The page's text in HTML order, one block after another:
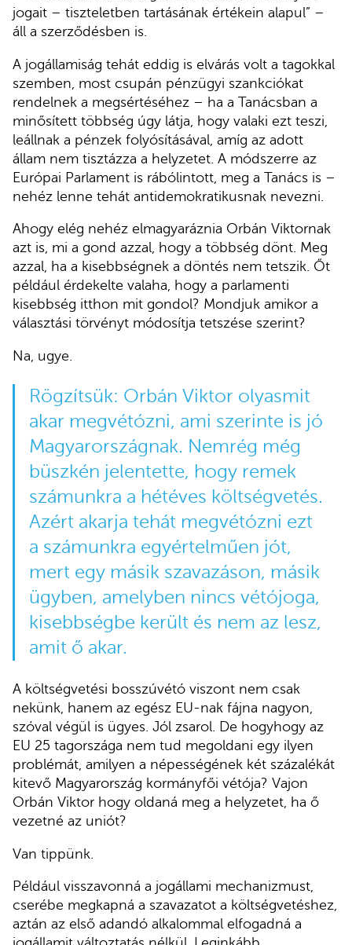
jogait – tiszteletben tartásának értékein alapul” –
áll a szerződésben is.
A jogállamiság tehát eddig is elvárás volt a tagokkal
szemben, most csupán pénzügyi szankciókat
rendelnek a megsértéséhez – ha a Tanácsban a
minősített többség úgy látja, hogy valaki ezt teszi,
leállnak a pénzek folyósításával, amíg az adott
állam nem tisztázza a helyzetet. A módszerre az
Európai Parlament is rábólintott, meg a Tanács is –
nehéz lenne tehát antidemokratikusnak nevezni.
Ahogy elég nehéz elmagyaráznia Orbán Viktornak
azt is, mi a gond azzal, hogy a többség dönt. Meg
azzal, ha a kisebbségnek a döntés nem tetszik. Őt
például érdekelte valaha, hogy a parlamenti
kisebbség itthon mit gondol? Mondjuk amikor a
választási törvényt módosítja tetszése szerint?
Na, ugye.
Rögzítsük: Orbán Viktor olyasmit
akar megvétózni, ami szerinte is jó
Magyarországnak. Nemrég még
büszkén jelentette, hogy remek
számunkra a hétéves költségvetés.
Azért akarja tehát megvétózni ezt
a számunkra egyértelműen jót,
mert egy másik szavazáson, másik
ügyben, amelyben nincs vétójoga,
kisebbségbe került és nem az lesz,
amit ő akar.
A költségvetési bosszúvétó viszont nem csak
nekünk, hanem az egész EU-nak fájna nagyon,
szóval végül is ügyes. Jól zsarol. De hogyhogy az
EU 25 tagországa nem tud megoldani egy ilyen
problémát, amilyen a népességének két százalékát
kitevő Magyarország kormányfői vétója? Vajon
Orbán Viktor hogy oldaná meg a helyzetet, ha ő
vezetné az uniót?
Van tippünk.
Például visszavonná a jogállami mechanizmust,
cserébe megkapná a szavazatot a költségvetéshez,
aztán az első adandó alkalommal elfogadná a